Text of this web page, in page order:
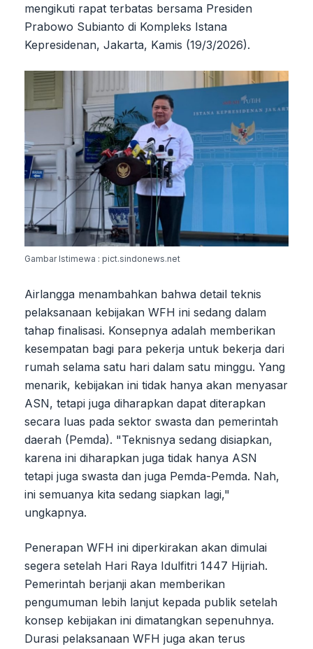
mengikuti rapat terbatas bersama Presiden
Prabowo Subianto di Kompleks Istana
Kepresidenan, Jakarta, Kamis (19/3/2026).
Gambar Istimewa : pict.sindonews.net
Airlangga menambahkan bahwa detail teknis
pelaksanaan kebijakan WFH ini sedang dalam
tahap finalisasi. Konsepnya adalah memberikan
kesempatan bagi para pekerja untuk bekerja dari
rumah selama satu hari dalam satu minggu. Yang
menarik, kebijakan ini tidak hanya akan menyasar
ASN, tetapi juga diharapkan dapat diterapkan
secara luas pada sektor swasta dan pemerintah
daerah (Pemda). "Teknisnya sedang disiapkan,
karena ini diharapkan juga tidak hanya ASN
tetapi juga swasta dan juga Pemda-Pemda. Nah,
ini semuanya kita sedang siapkan lagi,"
ungkapnya.
Penerapan WFH ini diperkirakan akan dimulai
segera setelah Hari Raya Idulfitri 1447 Hijriah.
Pemerintah berjanji akan memberikan
pengumuman lebih lanjut kepada publik setelah
konsep kebijakan ini dimatangkan sepenuhnya.
Durasi pelaksanaan WFH juga akan terus